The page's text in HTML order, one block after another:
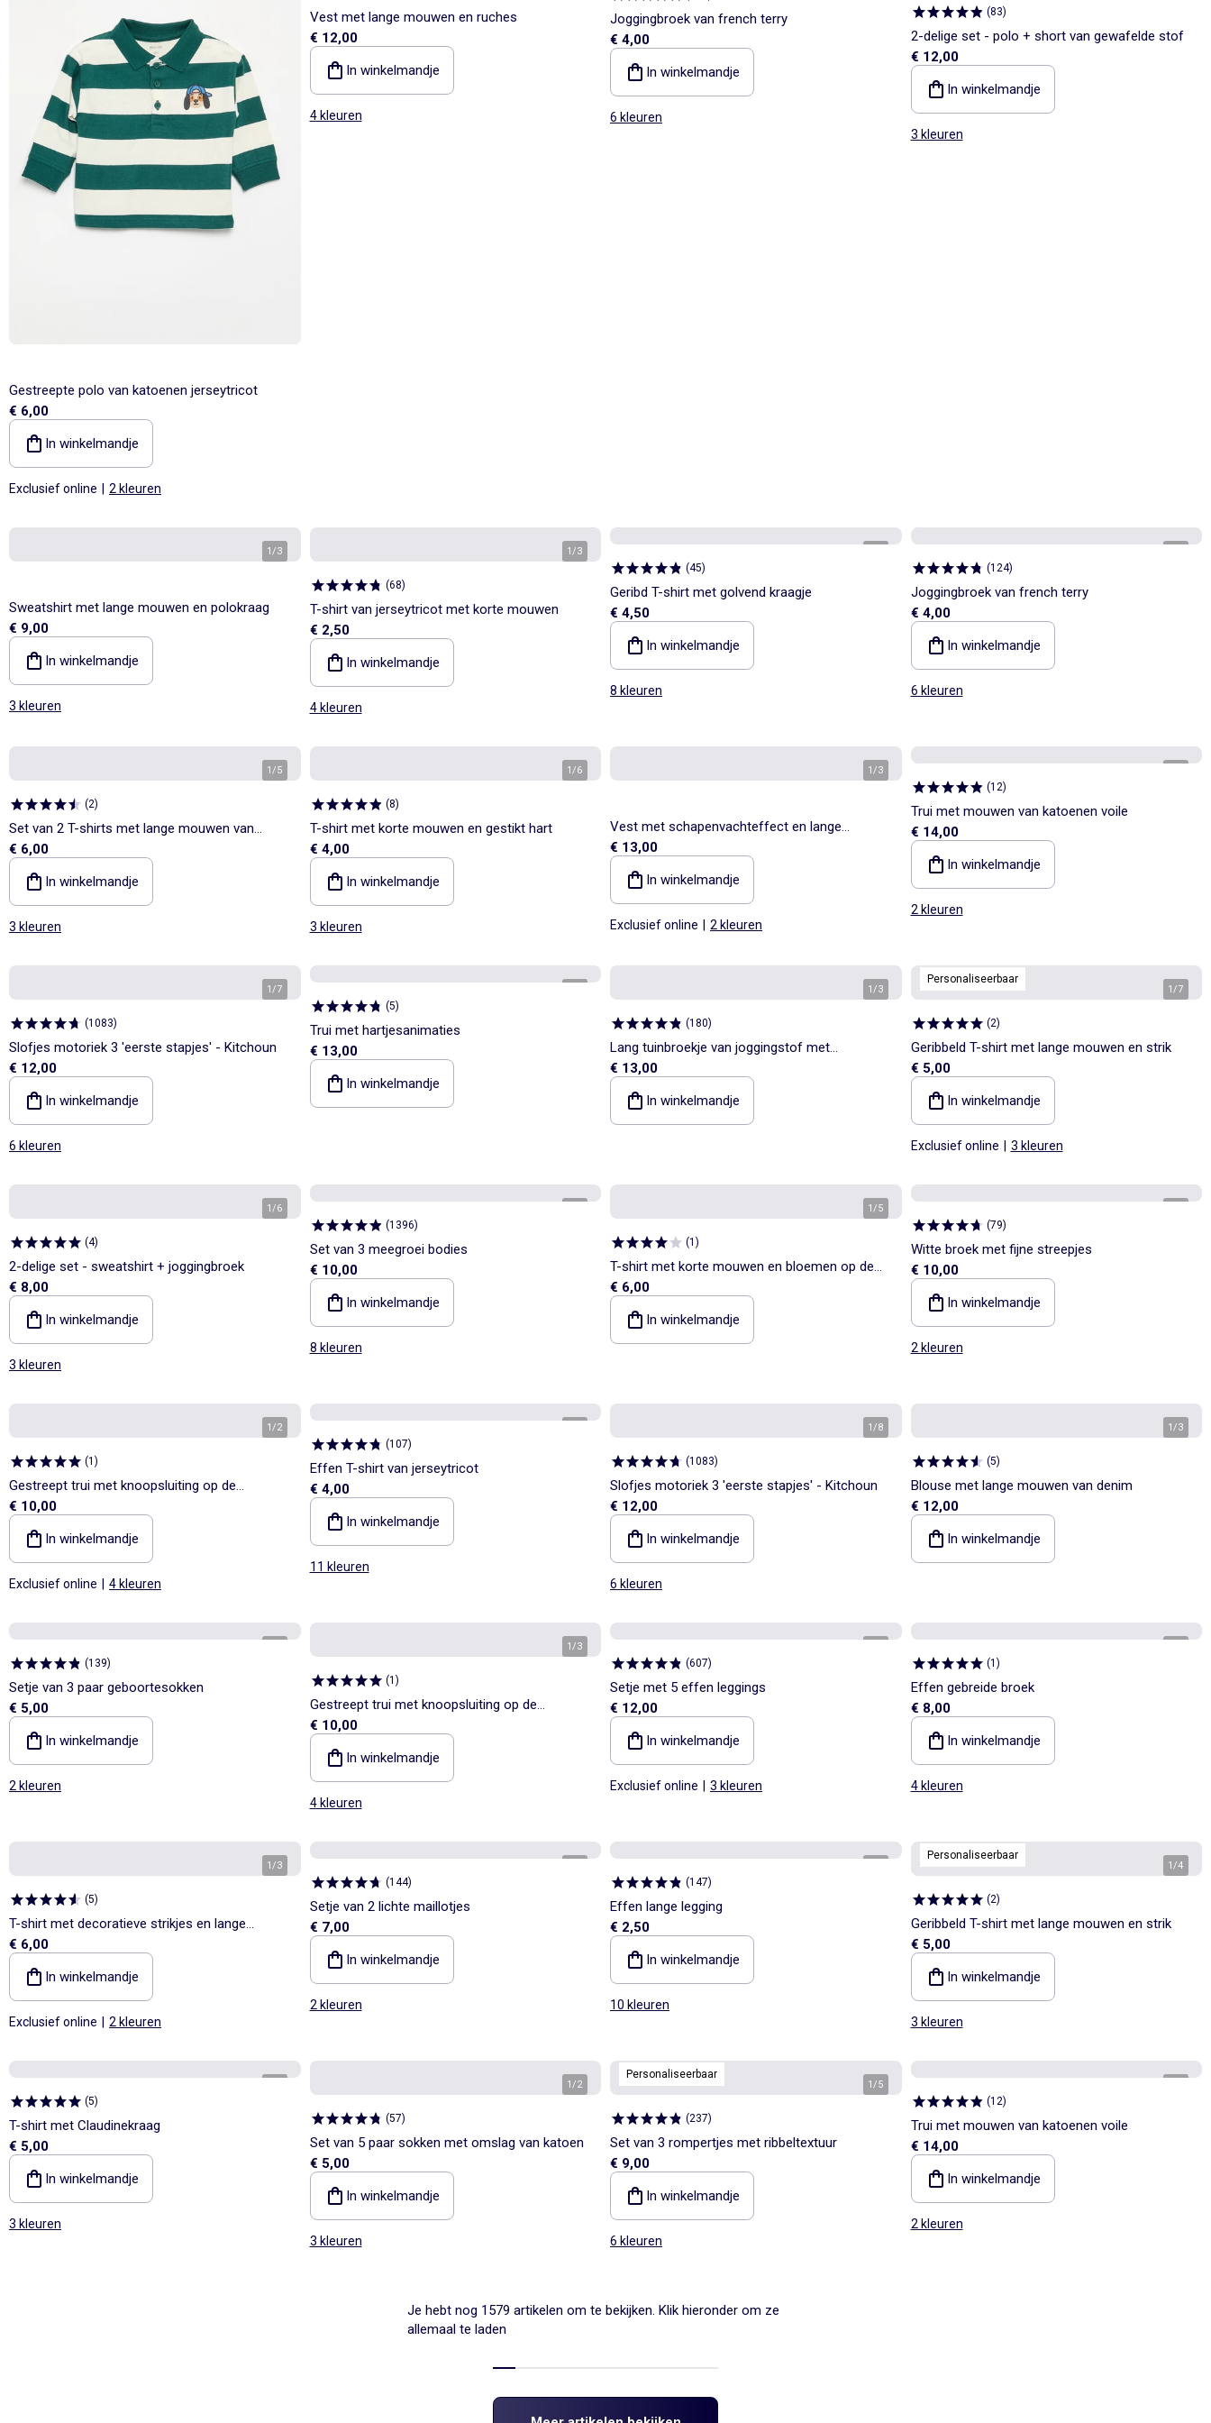
Gestreepte polo van katoenen jerseytricot
€ 6,00
In winkelmandje
Exclusief online 2 kleuren
Vest met lange mouwen en ruches
€ 12,00
In winkelmandje
4 kleuren
Joggingbroek van french terry
€ 4,00
In winkelmandje
6 kleuren
(83)
2-delige set - polo + short van gewafelde stof
€ 12,00
In winkelmandje
3 kleuren
1/3
Sweatshirt met lange mouwen en polokraag
€ 9,00
In winkelmandje
3 kleuren
1/3
(68)
T-shirt van jerseytricot met korte mouwen
€ 2,50
In winkelmandje
4 kleuren
(45)
Geribd T-shirt met golvend kraagje
€ 4,50
In winkelmandje
8 kleuren
(124)
Joggingbroek van french terry
€ 4,00
In winkelmandje
6 kleuren
1/5
(2)
Set van 2 T-shirts met lange mouwen van
katoenen jerseytricot
€ 6,00
In winkelmandje
3 kleuren
1/6
(8)
T-shirt met korte mouwen en gestikt hart
€ 4,00
In winkelmandje
3 kleuren
1/3
Vest met schapenvachteffect en lange
mouwen
€ 13,00
In winkelmandje
Exclusief online 2 kleuren
(12)
Trui met mouwen van katoenen voile
€ 14,00
In winkelmandje
2 kleuren
1/7
(1083)
Slofjes motoriek 3 'eerste stapjes' - Kitchoun
€ 12,00
In winkelmandje
6 kleuren
(5)
Trui met hartjesanimaties
€ 13,00
In winkelmandje
1/3
(180)
Lang tuinbroekje van joggingstof met
verstelbare schouderbandjes
€ 13,00
In winkelmandje
Personaliseerbaar
1/7
(2)
Geribbeld T-shirt met lange mouwen en strik
€ 5,00
In winkelmandje
Exclusief online 3 kleuren
1/6
(4)
2-delige set - sweatshirt + joggingbroek
€ 8,00
In winkelmandje
3 kleuren
(1396)
Set van 3 meegroei bodies
€ 10,00
In winkelmandje
8 kleuren
1/5
(1 )
T-shirt met korte mouwen en bloemen op de
schouder
€ 6,00
In winkelmandje
(79)
Witte broek met fijne streepjes
€ 10,00
In winkelmandje
2 kleuren
1/2
(1 )
Gestreept trui met knoopsluiting op de
schouder
€ 10,00
In winkelmandje
Exclusief online 4 kleuren
(107)
Effen T-shirt van jerseytricot
€ 4,00
In winkelmandje
11 kleuren
1/8
(1083)
Slofjes motoriek 3 'eerste stapjes' - Kitchoun
€ 12,00
In winkelmandje
6 kleuren
1/3
(5)
Blouse met lange mouwen van denim
€ 12,00
In winkelmandje
(139)
Setje van 3 paar geboortesokken
€ 5,00
In winkelmandje
2 kleuren
1/3
(1 )
Gestreept trui met knoopsluiting op de
schouder
€ 10,00
In winkelmandje
4 kleuren
(607)
Setje met 5 effen leggings
€ 12,00
In winkelmandje
Exclusief online 3 kleuren
(1 )
Effen gebreide broek
€ 8,00
In winkelmandje
4 kleuren
1/3
(5)
T-shirt met decoratieve strikjes en lange
mouwen
€ 6,00
In winkelmandje
Exclusief online 2 kleuren
(144)
Setje van 2 lichte maillotjes
€ 7,00
In winkelmandje
2 kleuren
(147)
Effen lange legging
€ 2,50
In winkelmandje
10 kleuren
Personaliseerbaar
1/4
(2)
Geribbeld T-shirt met lange mouwen en strik
€ 5,00
In winkelmandje
3 kleuren
(5)
T-shirt met Claudinekraag
€ 5,00
In winkelmandje
3 kleuren
1/2
(57)
Set van 5 paar sokken met omslag van katoen
€ 5,00
In winkelmandje
3 kleuren
Personaliseerbaar
1/5
(237)
Set van 3 rompertjes met ribbeltextuur
€ 9,00
In winkelmandje
6 kleuren
(12)
Trui met mouwen van katoenen voile
€ 14,00
In winkelmandje
2 kleuren
Je hebt nog 1579 artikelen om te bekijken. Klik hieronder om ze
allemaal te laden